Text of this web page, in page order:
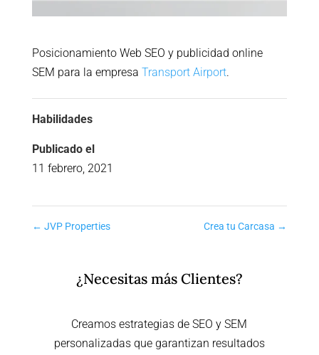
Posicionamiento Web SEO y publicidad online
SEM para la empresa Transport Airport.
Habilidades
Publicado el
11 febrero, 2021
← JVP Properties Crea tu Carcasa →
¿Necesitas más Clientes?
Creamos estrategias de SEO y SEM
personalizadas que garantizan resultados